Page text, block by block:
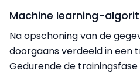
Machine learning-
Na opschoning van de
doorgaans verdeeld in een
Gedurende de